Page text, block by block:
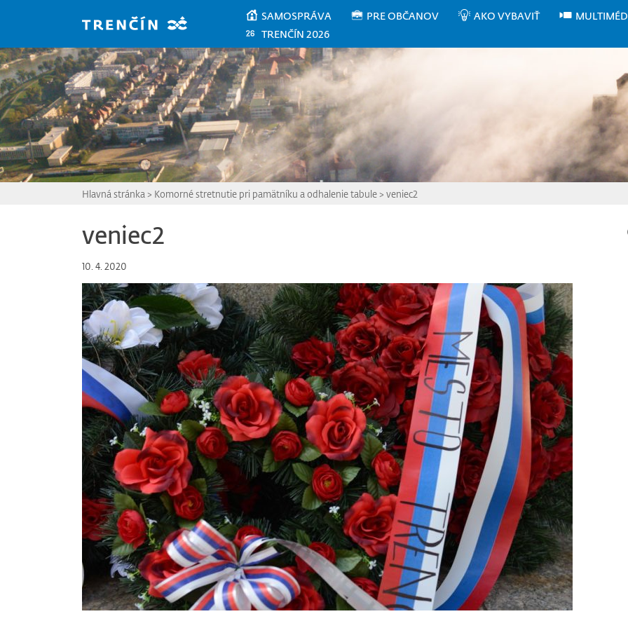
SAMOSPRÁVA PRE OBČANOV AKO VYBAVIŤ
TRENČÍN 2026
Hlavná stránka > Komorné stretnutie pri pamätníku a odhalenie tabule> veniec2
veniec2
10. 4. 2020